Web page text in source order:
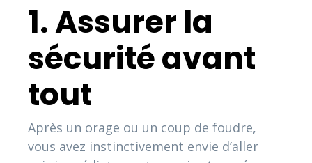
1. Assurer la
sécurité avant
tout
Après un orage ou un coup de foudre,
vous avez instinctivement envie d’aller